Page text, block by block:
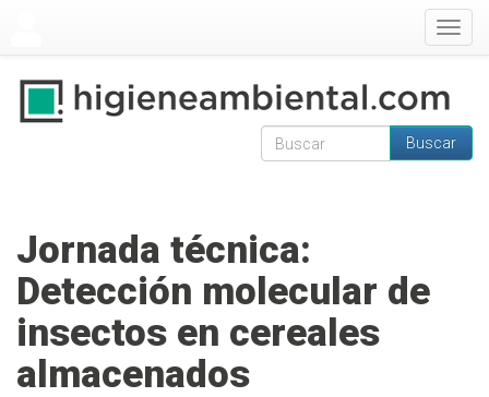
Formulario de
Buscar
Jornada técnica:
Detección molecular de
insectos en cereales
almacenados